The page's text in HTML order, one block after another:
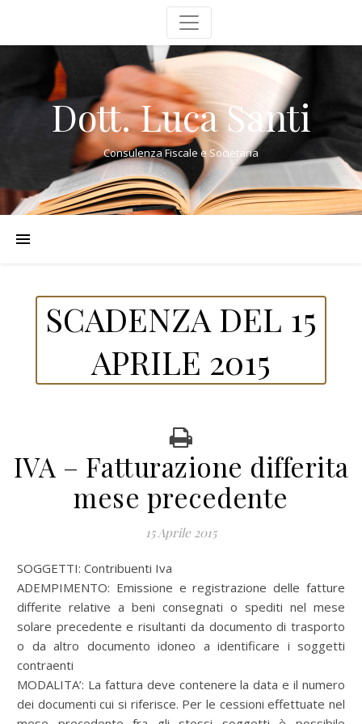
Dott. Luca Santi
Consulenza Fiscale e Societaria
SCADENZA DEL 15
APRILE 2015
IVA – Fatturazione differita
mese precedente
15 Aprile 2015
SOGGETTI: Contribuenti Iva
ADEMPIMENTO: Emissione e registrazione delle fatture
differite relative a beni consegnati o spediti nel mese
solare precedente e risultanti da documento di trasporto
o da altro documento idoneo a identificare i soggetti
contraenti
MODALITA’: La fattura deve contenere la data e il numero
dei documenti cui si riferisce. Per le cessioni effettuate nel